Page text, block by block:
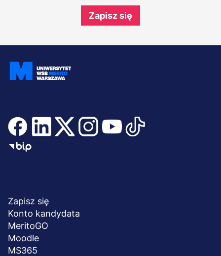
Zapisz się
stopka
Zapisz się
Konto kandydata
MeritoGO
Moodle
MS365